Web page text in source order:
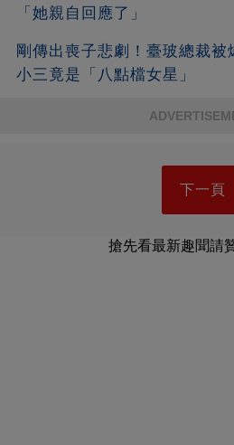
「她親自回應了」
剛傳出喪子悲劇！臺玻總裁被
小三竟是「八點檔女星」
下一頁
搶先看最新趣聞請